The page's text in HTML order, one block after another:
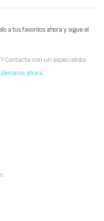
a tus favoritos ahora y sigue el
Contacta con un especialista
ahora